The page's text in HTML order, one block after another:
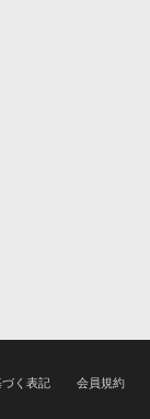
く表記 会員規約